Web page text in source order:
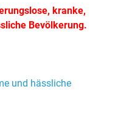
kranke,
Bevölkerung.